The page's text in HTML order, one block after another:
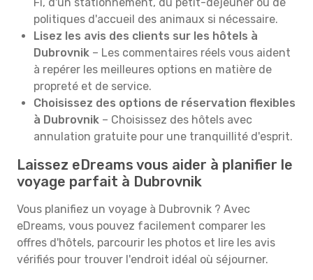
politiques d'accueil des animaux si nécessaire.
Lisez les avis des clients sur les hôtels à
Dubrovnik – Les commentaires réels vous aident
à repérer les meilleures options en matière de
propreté et de service.
Choisissez des options de réservation flexibles
à Dubrovnik – Choisissez des hôtels avec
annulation gratuite pour une tranquillité d'esprit.
Laissez eDreams vous aider à planifier le
voyage parfait à Dubrovnik
Vous planifiez un voyage à Dubrovnik ? Avec
eDreams, vous pouvez facilement comparer les
offres d'hôtels, parcourir les photos et lire les avis
vérifiés pour trouver l'endroit idéal où séjourner.